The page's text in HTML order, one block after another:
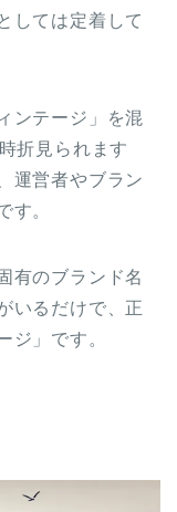
しては定着して
ンテージ」を混
折見られます
運営者やブラン
す。
有のブランド名
いるだけで、正
ジ」です。